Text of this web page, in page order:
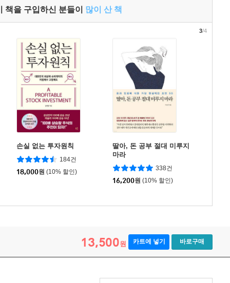
책을 구입하신 분들이 많이 산 책
손실 없는 투자원칙
184건
18,000원 (10% 할인)
딸아, 돈 공부 절대 미루지
마라
338건
16,200원 (10% 할인)
3/4
13,500원 카트에 넣기 바로구매